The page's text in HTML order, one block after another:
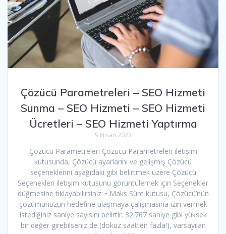
Çözücü Parametreleri – SEO Hizmeti
Sunma – SEO Hizmeti – SEO Hizmeti
Ücretleri – SEO Hizmeti Yaptırma
9 Nisan 2023
Çözücü Parametreleri Çözücü Parametreleri iletişim
kutusunda, Çözücü ayarlarını ve gelişmiş Çözücü
seçeneklerini aşağıdaki gibi belirtmek üzere Çözücü
Seçenekleri iletişim kutusunu görüntülemek için Seçenekler
düğmesine tıklayabilirsiniz: • Maks Süre kutusu, Çözücü’nün
çözümünüzün hedefine ulaşmaya çalışmasına izin vermek
istediğiniz saniye sayısını belirtir. 32.767 saniye gibi yüksek
bir değer girebilseniz de (dokuz saatten fazla!), varsayılan